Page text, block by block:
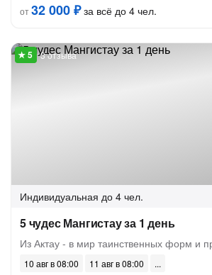
от32 000 ₽за всё до 4 чел.
3 отзыва
Индивидуальная до 4 чел.
5 чудес Мангистау за 1 день
Из Актау - в мир таинственных форм и
10 авг в 08:00
11 авг в 08:00